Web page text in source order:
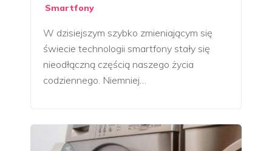
Smartfony
W dzisiejszym szybko zmieniającym się
świecie technologii smartfony stały się
nieodłączną częścią naszego życia
codziennego. Niemniej…